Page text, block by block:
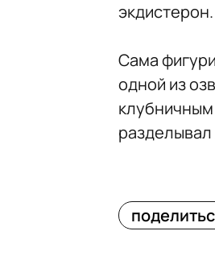
экдистерон.
Сама
одной из
разделывал